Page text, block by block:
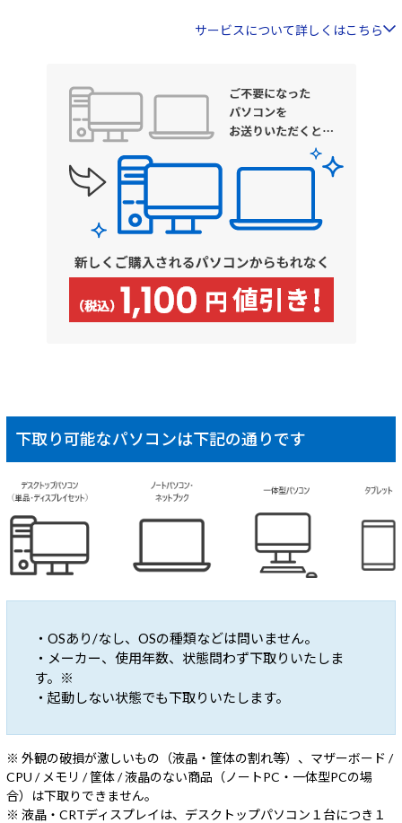
サービスについて詳しくはこちら
下取り可能なパソコンは下記の通りです
・OSあり/なし、OSの種類などは問いません。
・メーカー、使用年数、状態問わず下取りいたしま
す。※
・起動しない状態でも下取りいたします。
※ 外観の破損が激しいもの（液晶・筐体の割れ等）、マザーボード /
CPU / メモリ / 筐体 / 液晶のない商品（ノートPC・一体型PCの場
合）は下取りできません。
※ 液晶・CRTディスプレイは、デスクトップパソコン１台につき１